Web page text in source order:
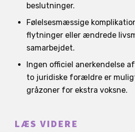
beslutninger.
Følelsesmæssige
flytninger eller ændrede
samarbejdet.
Ingen officiel anerkendelse
to juridiske forældre er
gråzoner for ekstra voksne.
LÆS VIDERE